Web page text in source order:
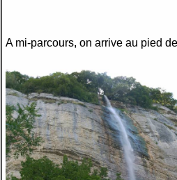
A mi-parcours, on arrive au pied